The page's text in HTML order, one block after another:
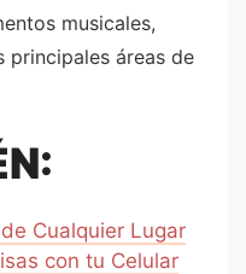
musicales,
principales áreas de
Cualquier Lugar
con tu Celular